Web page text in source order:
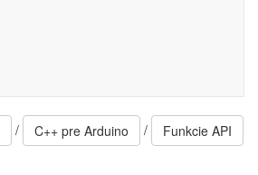
/ C++ pre Arduino /
Funkcie API